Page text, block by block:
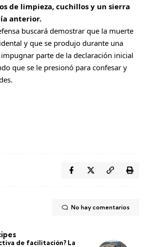
de limpieza, cuchillos y un sierra
anterior.
buscará demostrar que la muerte
y que se produjo durante una
parte de la declaración inicial
que se le presionó para confesar y
No hay comentarios
de facilitación? La